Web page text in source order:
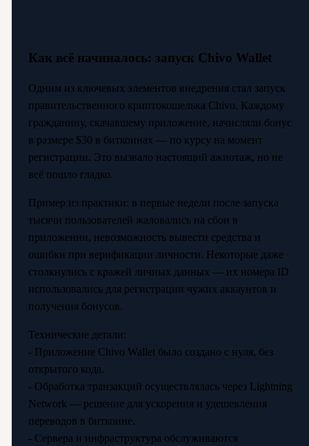
Как всё начиналось: запуск Chivo Wallet
Одним из ключевых элементов внедрения стал запуск
правительственного криптокошелька Chivo. Каждому
гражданину, скачавшему приложение, начисляли бонус
в размере $30 в биткоинах — по курсу на момент
регистрации. Это вызвало настоящий ажиотаж, но не
всё пошло гладко.
Пример из практики: в первые недели после запуска
тысячи пользователей жаловались на сбои в
приложении, невозможность вывести средства и
ошибки при верификации личности. Некоторые даже
столкнулись с кражей личных данных — их номера ID
использовались для регистрации чужих аккаунтов и
получения бонусов.
Технические детали:
- Приложение Chivo Wallet было создано с нуля, без
открытого кода.
- Обработка транзакций осуществлялась через Lightning
Network — решение для ускорения и удешевления
переводов в биткоине.
- Сервера и инфраструктура обслуживаются